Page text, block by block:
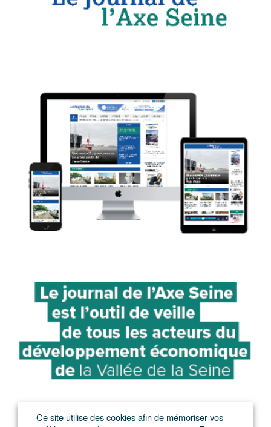
Ce site utilise des cookies afin de mémoriser vos